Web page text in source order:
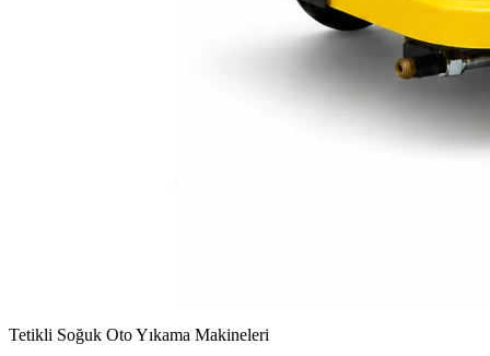
Tetikli Soğuk Oto Yıkama Makineleri